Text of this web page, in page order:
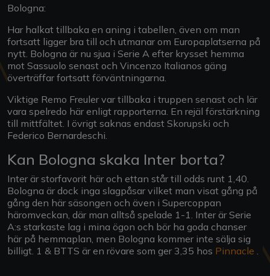
Bologna:
Har halkat tillbaka en aning i tabellen, även om man
fortsatt ligger bra till och utmanar om Europaplatserna på
nytt. Bologna är nu sjua i Serie A efter krysset hemma
mot Sassuolo senast och Vincenzo Italianos gäng
överträffar fortsatt förväntningarna.
Viktige Remo Freuler var tillbaka i truppen senast och lär
vara spelredo här enligt rapporterna. En rejäl förstärkning
till mittfältet. I övrigt saknas endast Skorupski och
Federico Bernardeschi.
Kan Bologna skaka Inter borta?
Inter är storfavorit här och ettan står till odds runt 1,40.
Bologna är dock inga slagpåsar vilket man visat gång på
gång den här säsongen och även i Supercoppan
häromveckan, där man alltså spelade 1-1. Inter är Serie
A:s starkaste lag i mina ögon och bör ha goda chanser
här på hemmaplan, men Bologna kommer inte sälja sig
billigt. 1 & BTTS är en rövare som ger 3,35 hos Pinnacle